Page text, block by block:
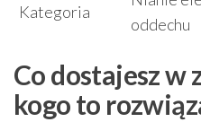
Kategoria
oddechu
Co dostajesz w
kogo to